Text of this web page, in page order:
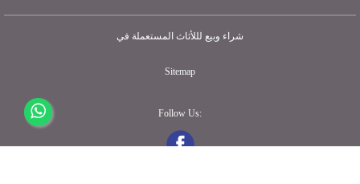
شراء وبيع لللأثاث المستعملة في
Sitemap
Follow Us: